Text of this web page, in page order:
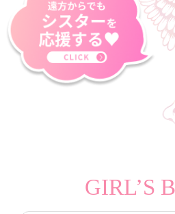
GIRL’S